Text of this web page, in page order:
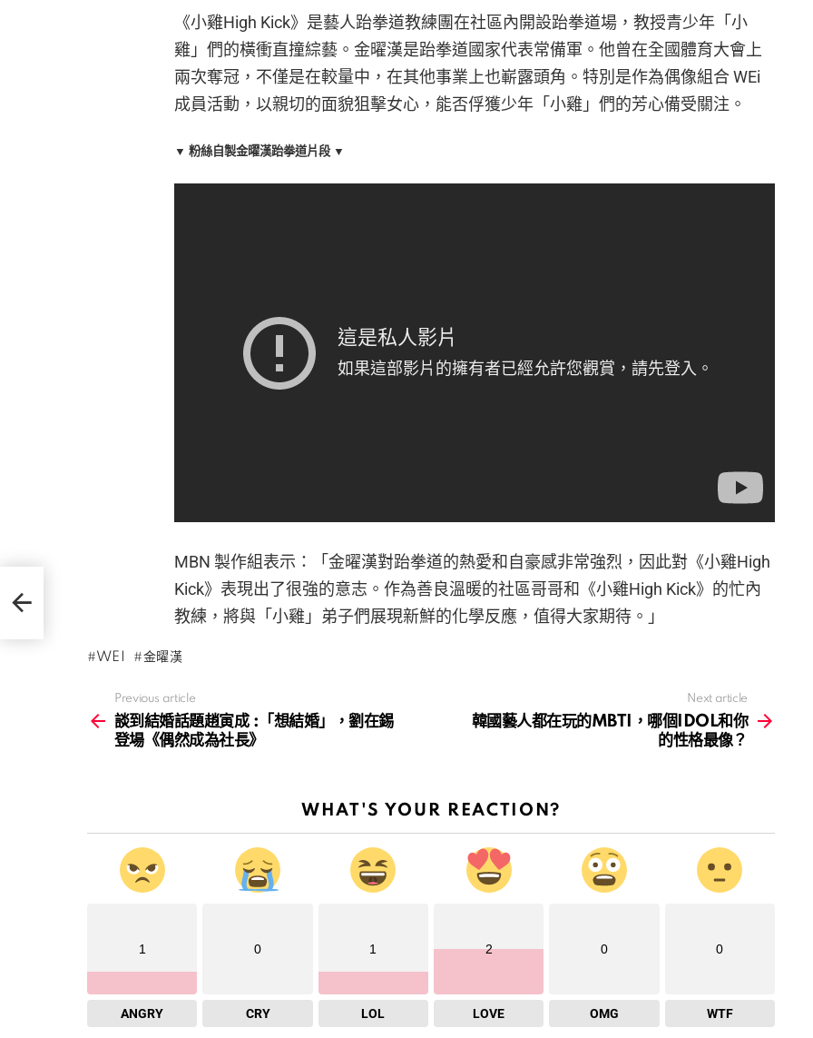
《小雞High Kick》是藝人跆拳道教練團在社區內開設跆拳道場，教授青少年「小
雞」們的橫衝直撞綜藝。金曜漢是跆拳道國家代表常備軍。他曾在全國體育大會上
兩次奪冠，不僅是在較量中，在其他事業上也嶄露頭角。特別是作為偶像組合 WEi
成員活動，以親切的面貌狙擊女心，能否俘獲少年「小雞」們的芳心備受關注。
▼ 粉絲自製金曜漢跆拳道片段 ▼
MBN 製作組表示：「金曜漢對跆拳道的熱愛和自豪感非常強烈，因此對《小雞High
Kick》表現出了很強的意志。作為善良溫暖的社區哥哥和《小雞High Kick》的忙內
教練，將與「小雞」弟子們展現新鮮的化學反應，值得大家期待。」
WEI 金曜漢
more
Previous article
談到結婚話題趙寅成 :「想結婚」，劉在錫
登場《偶然成為社長》
Next article
韓國藝人都在玩的MBTI，哪個IDOL和你
的性格最像？
WHAT'S YOUR REACTION?
1
ANGRY
0
CRY
1
LOL
2
LOVE
0
OMG
0
WTF
登